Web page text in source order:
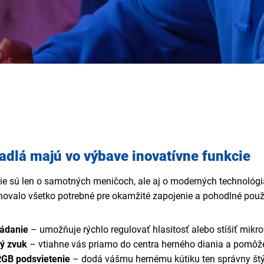
majú vo výbave inovatívne funkcie
sú len o samotných meničoch, ale aj o moderných
všetko potrebné pre okamžité zapojenie a pohodlné
– umožňuje rýchlo regulovať hlasitosť alebo stíšiť
zvuk – vtiahne vás priamo do centra herného diania a
podsvietenie – dodá vášmu hernému kútiku ten správny